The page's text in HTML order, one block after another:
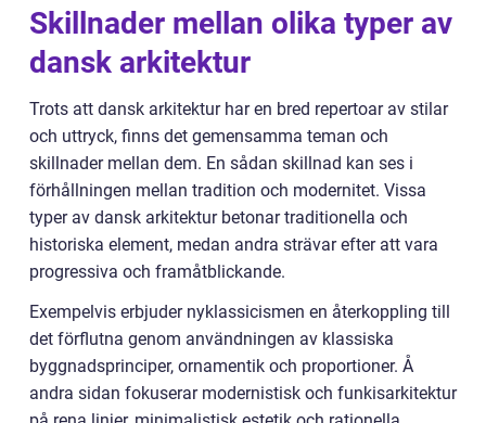
Skillnader mellan olika typer av
dansk arkitektur
Trots att dansk arkitektur har en bred repertoar av stilar
och uttryck, finns det gemensamma teman och
skillnader mellan dem. En sådan skillnad kan ses i
förhållningen mellan tradition och modernitet. Vissa
typer av dansk arkitektur betonar traditionella och
historiska element, medan andra strävar efter att vara
progressiva och framåtblickande.
Exempelvis erbjuder nyklassicismen en återkoppling till
det förflutna genom användningen av klassiska
byggnadsprinciper, ornamentik och proportioner. Å
andra sidan fokuserar modernistisk och funkisarkitektur